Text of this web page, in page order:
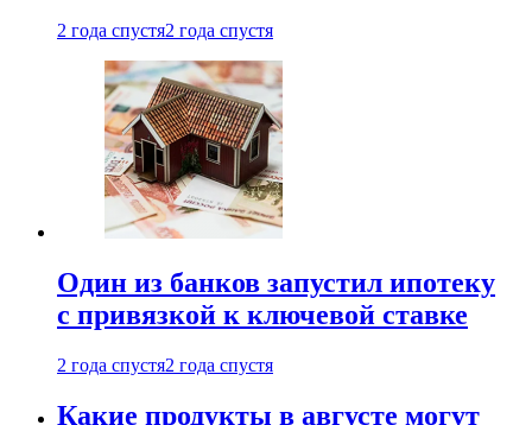
2 года спустя2 года спустя
Один из банков запустил ипотеку
с привязкой к ключевой ставке
2 года спустя2 года спустя
Какие продукты в августе могут